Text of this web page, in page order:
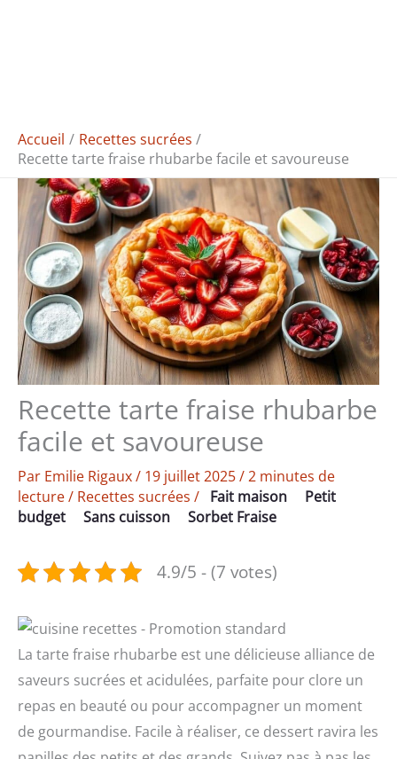
Accueil
Recettes sucrées
Recette tarte fraise rhubarbe facile et savoureuse
Recette tarte fraise rhubarbe
facile et savoureuse
Par Emilie Rigaux/ 19 juillet 2025/2 minutes de
lecture/ Recettes sucrées / Fait maison
Petit
budget
Sans cuisson Sorbet Fraise
4.9/5 - (7 votes)
La tarte fraise rhubarbe est une délicieuse alliance de
saveurs sucrées et acidulées, parfaite pour clore un
repas en beauté ou pour accompagner un moment
de gourmandise. Facile à réaliser, ce dessert ravira les